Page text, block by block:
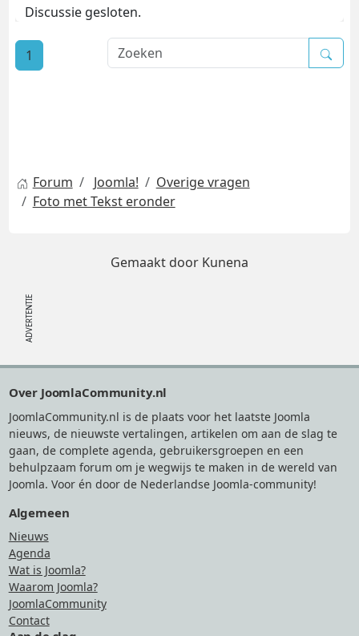
Discussie gesloten.
1
Forum Joomla!
Overige vragen
Foto met Tekst eronder
Gemaakt door Kunena
Over JoomlaCommunity.nl
JoomlaCommunity.nl is de plaats voor het laatste Joomla
nieuws, de nieuwste vertalingen, artikelen om aan de slag te
gaan, de complete agenda, gebruikersgroepen en een
behulpzaam forum om je wegwijs te maken in de wereld van
Joomla. Voor én door de Nederlandse Joomla-community!
Algemeen
Nieuws
Agenda
Wat is Joomla?
Waarom Joomla?
JoomlaCommunity
Contact